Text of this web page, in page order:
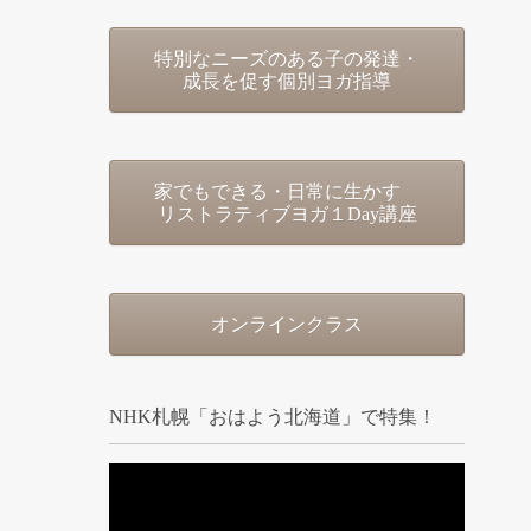
特別なニーズのある子の発達・
成長を促す個別ヨガ指導
家でもできる・日常に生かす
リストラティブヨガ１Day講座
オンラインクラス
NHK札幌「おはよう北海道」で特集！